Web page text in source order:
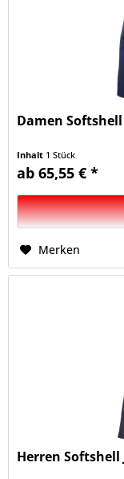
Damen
Inhalt 1 Stück
ab 65,55 € *
Merken
Herren Softshell